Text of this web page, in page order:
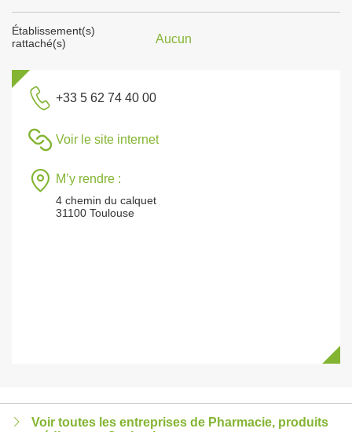
Établissement(s)
rattaché(s)
Aucun
+33 5 62 74 40 00
Voir le site internet
M’y rendre :
4 chemin du calquet
31100 Toulouse
Voir toutes les entreprises de Pharmacie, produits